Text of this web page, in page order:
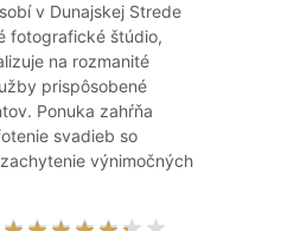
v Dunajskej Strede
fotografické štúdio,
na rozmanité
prispôsobené
Ponuka zahŕňa
svadieb so
výnimočných